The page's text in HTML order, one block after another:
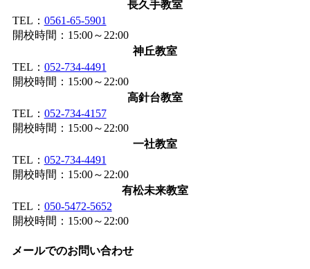
長久手教室
TEL： 0561-65-5901
開校時間：15:00～22:00
神丘教室
TEL： 052-734-4491
開校時間：15:00～22:00
高針台教室
TEL： 052-734-4157
開校時間：15:00～22:00
一社教室
TEL： 052-734-4491
開校時間：15:00～22:00
有松未来教室
TEL： 050-5472-5652
開校時間：15:00～22:00
メールでのお問い合わせ